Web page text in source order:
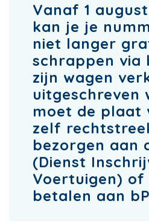
Vanaf 1
kan je je
niet langer
schrappen via
zijn wagen
uitgeschreven
moet de plaat
zelf
bezorgen aan
(Dienst
Voertuigen)
betalen aan